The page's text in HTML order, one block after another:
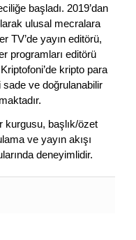
başladı. 2019’dan
ulusal mecralara
TV’de yayın editörü,
programları editörü
kripto para
ve doğrulanabilir
kurgusu, başlık/özet
ve yayın akışı
deneyimlidir.